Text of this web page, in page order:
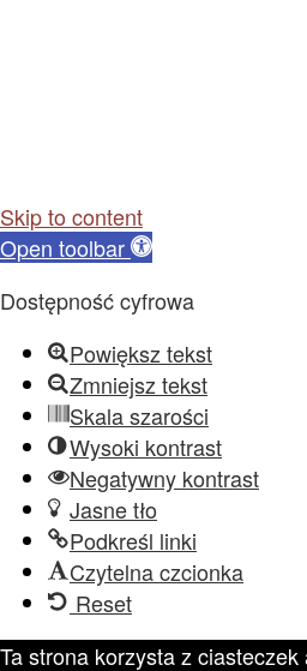
Skip to content
Open toolbar
Dostępność cyfrowa
Powiększ tekst
Zmniejsz tekst
Skala szarości
Wysoki kontrast
Negatywny kontrast
Jasne tło
Podkreśl linki
Czytelna czcionka
Reset
Ta strona korzysta z